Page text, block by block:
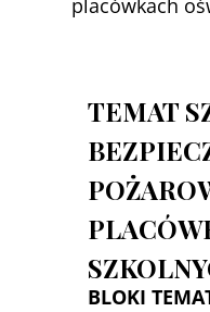
placówkach
TEMAT
BLOKI